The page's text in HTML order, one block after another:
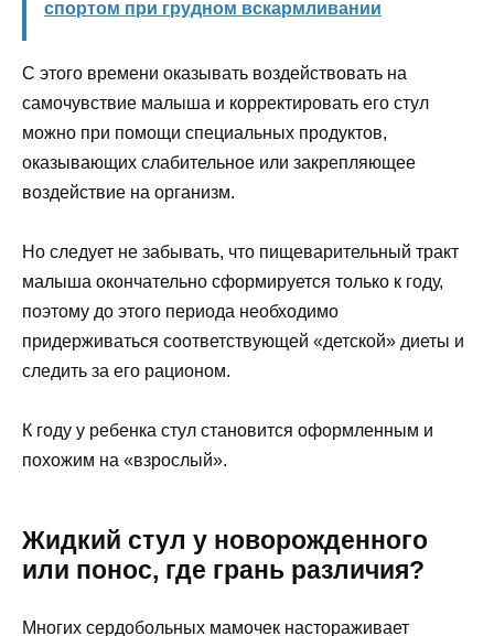
спортом при грудном вскармливании
С этого времени оказывать воздействовать на
самочувствие малыша и корректировать его стул
можно при помощи специальных продуктов,
оказывающих слабительное или закрепляющее
воздействие на организм.
Но следует не забывать, что пищеварительный тракт
малыша окончательно сформируется только к году,
поэтому до этого периода необходимо
придерживаться соответствующей «детской» диеты и
следить за его рационом.
К году у ребенка стул становится оформленным и
похожим на «взрослый».
Жидкий стул у новорожденного
или понос, где грань различия?
Многих сердобольных мамочек настораживает